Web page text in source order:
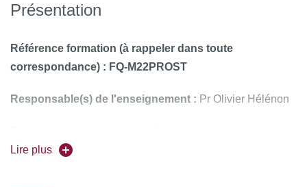
Présentation
Référence formation (à rappeler dans toute
correspondance) : FQ-M22PROST
Responsable(s) de l'enseignement : Pr Olivier Hélénon
Lire plus